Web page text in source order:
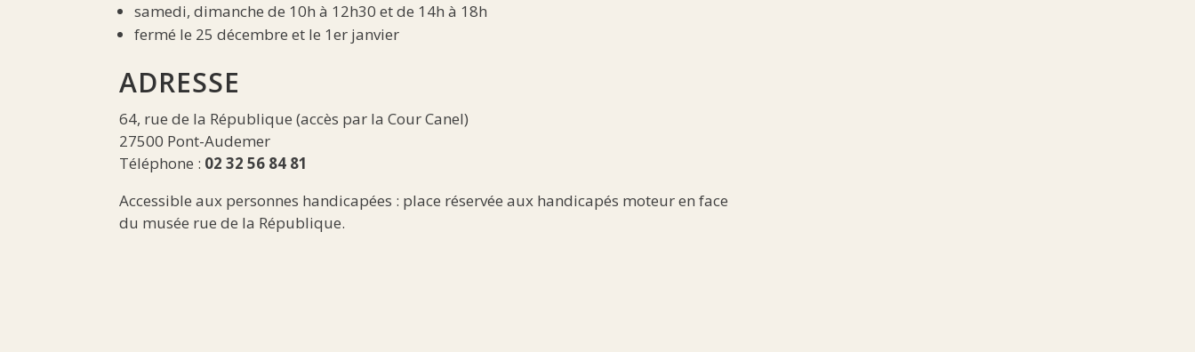
samedi, dimanche de 10h à 12h30 et de 14h à 18h
fermé le 25 décembre et le 1er janvier
ADRESSE
64, rue de la République (accès par la Cour Canel)
27500 Pont-Audemer
Téléphone : 02 32 56 84 81
Accessible aux personnes handicapées : place réservée aux handicapés moteur en face
du musée rue de la République.